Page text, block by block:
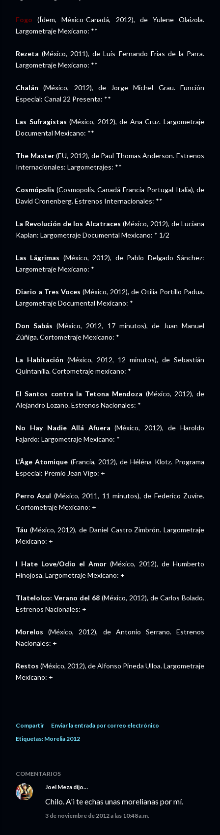
Fogo (Ídem, México-Canadá, 2012), de Yulene Olaizola.
Largometraje Mexicano: **
Rezeta (México, 2011), de Luis Fernando Frias de la Parra.
Largometraje Mexicano: **
Chalán(México, 2012), de Jorge Michel Grau. Función
Especial: Canal 22 Presenta: **
Las Sufragistas (México, 2012), de Ana Cruz. Largometraje
Documental Mexicano: **
The Master(EU, 2012), de Paul Thomas Anderson. Estrenos
Internacionales: Largometrajes: **
Cosmópolis (Cosmopolis, Canadá-Francia-Portugal-Italia), de
David Cronenberg. Estrenos Internacionales: **
La Revolución de los Alcatraces (México, 2012), de Luciana
Kaplan: Largometraje Documental Mexicano: * 1/2
Las Lágrimas (México, 2012), de Pablo Delgado Sánchez:
Largometraje Mexicano: *
Diario a Tres Voces (México, 2012), de Otilia Portillo Padua.
Largometraje Documental Mexicano: *
Don Sabás (México, 2012, 17 minutos), de Juan Manuel
Zúñiga. Cortometraje Mexicano: *
La Habitación (México, 2012, 12 minutos), de Sebastián
Quintanilla. Cortometraje mexicano: *
El Santos contra la Tetona Mendoza (México, 2012), de
Alejandro Lozano. Estrenos Nacionales: *
No Hay Nadie Allá Afuera (México, 2012), de Haroldo
Fajardo: Largometraje Mexicano: *
L'Âge Atomique (Francia, 2012), de Héléna Klotz. Programa
Especial: Premio Jean Vigo: +
Perro Azul (México, 2011, 11 minutos), de Federico Zuvire.
Cortometraje Mexicano: +
Táu (México, 2012), de Daniel Castro Zimbrón. Largometraje
Mexicano: +
I Hate Love/Odio el Amor (México, 2012), de Humberto
Hinojosa. Largometraje Mexicano: +
Tlatelolco: Verano del 68 (México, 2012), de Carlos Bolado.
Estrenos Nacionales: +
Morelos (México, 2012), de Antonio Serrano. Estrenos
Nacionales: +
Restos (México, 2012), de Alfonso Pineda Ulloa. Largometraje
Mexicano: +
Compartir
Enviar la entrada por correo electrónico
Etiquetas: Morelia 2012
COMENTARIOS
Joel Meza dijo…
Chilo. A'i te echas unas morelianas por mí.
3 de noviembre de 2012 a las 10:48 a.m.